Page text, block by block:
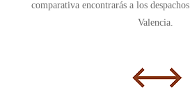
comparativa encontrarás a los
Valencia.